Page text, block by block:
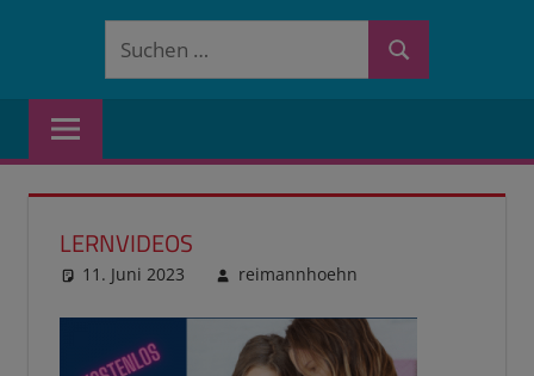
Suchen
Suchen
LERNVIDEOS
11. Juni 2023 reimannhoehn